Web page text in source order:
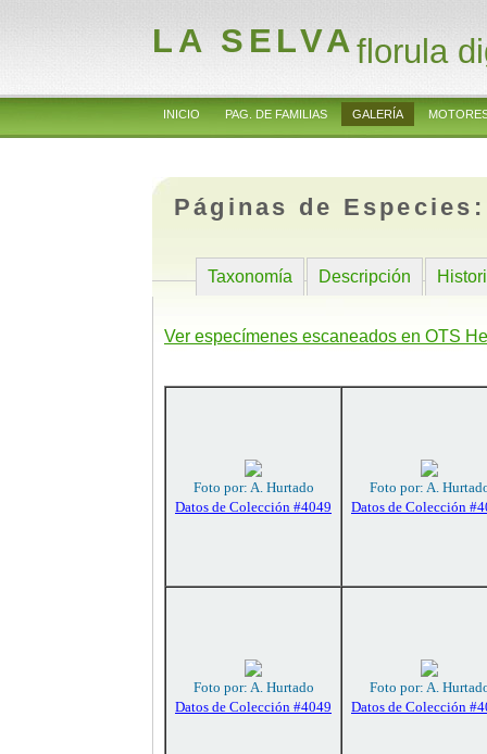
LA SELVAflorula
INICIO PAG. DE FAMILIAS GALERÍA
Páginas de
Taxonomía Descripción
Ver especímenes escaneados en OTS
Foto por: A. Hurtado
Datos de Colección #4049
Foto por: A.
Datos de Colección
Foto por: A. Hurtado
Datos de Colección #4049
Foto por: A.
Datos de Colección